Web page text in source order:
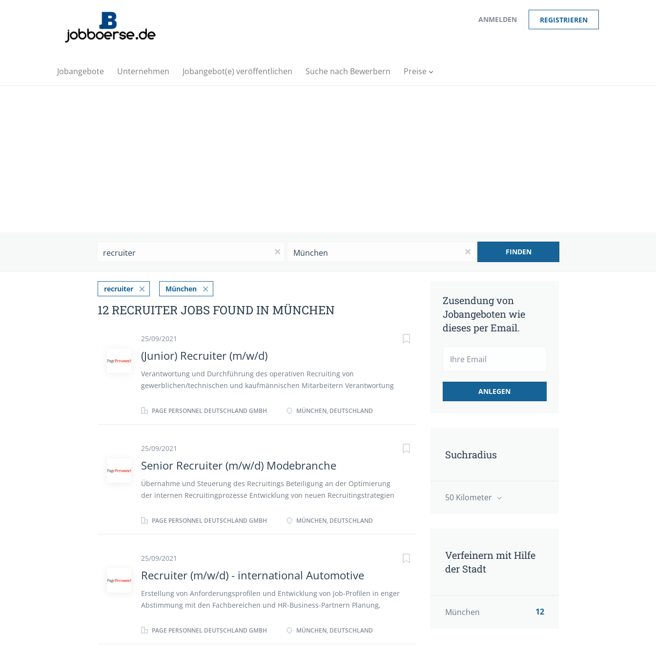
ANMELDEN REGISTRIEREN
Jobangebote Unternehmen Jobangebot(e) veröffentlichen Suche nach Bewerbern Preise
x x FINDEN
Zusendung von
Jobangeboten wie
dieses per Email.
Suchradius
50 Kilometer
Verfeinern mit Hilfe
der Stadt
München 12
recruiter München
12 RECRUITER JOBS FOUND IN MÜNCHEN
25/09/2021
(Junior) Recruiter (m/w/d)
Verantwortung und Durchführung des operativen Recruiting von
gewerblichen/technischen und kaufmännischen Mitarbeitern Verantwortung
inkl. Direktansprache im Betreuungsgebiet Enge und konstruktive
PAGE PERSONNEL DEUTSCHLAND GMBH MÜNCHEN, DEUTSCHLAND
25/09/2021
Senior Recruiter (m/w/d) Modebranche
Übernahme und Steuerung des Recruitings Beteiligung an der Optimierung
der internen Recruitingprozesse Entwicklung von neuen Recruitingstrategien
Active Sourcing auf Karriereportalen und Social-Media Kanälen Selbstständige
PAGE PERSONNEL DEUTSCHLAND GMBH MÜNCHEN, DEUTSCHLAND
25/09/2021
Recruiter (m/w/d) - international Automotive
Erstellung von Anforderungsprofilen und Entwicklung von Job-Profilen in enger
Abstimmung mit den Fachbereichen und HR-Business-Partnern Planung,
Kandidaten (m/w/d) aus dem In- und Ausland Eigenständige Durchführung
PAGE PERSONNEL DEUTSCHLAND GMBH MÜNCHEN, DEUTSCHLAND